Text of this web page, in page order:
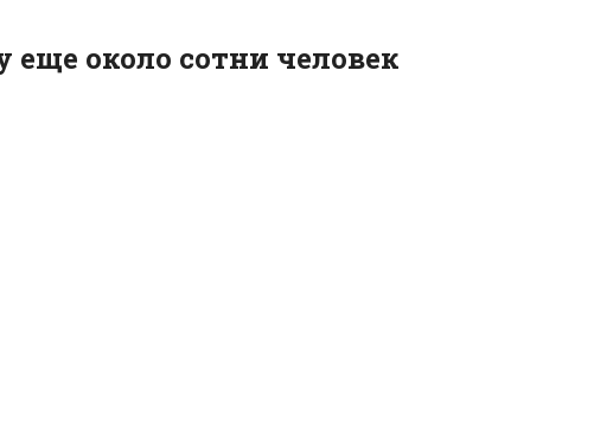
около сотни человек